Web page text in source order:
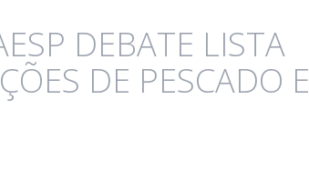
DEBATE LISTA
DE PESCADO E